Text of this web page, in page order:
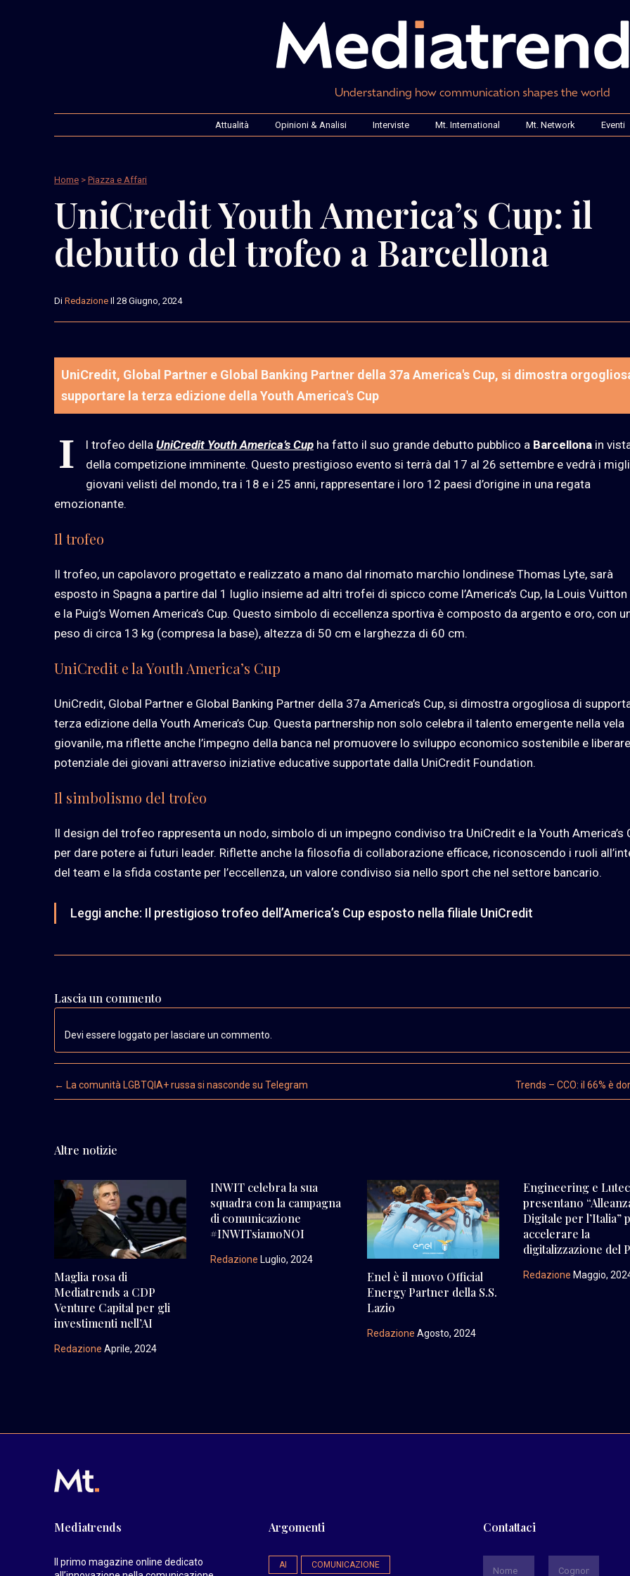
Understanding how communication shapes the world
Attualità Opinioni & Analisi Interviste Mt. International Mt. Network Eventi
Home > Piazza e Affari
UniCredit Youth America’s Cup: il
debutto del trofeo a Barcellona
Di Redazione Il 28 Giugno, 2024
UniCredit, Global Partner e Global Banking Partner della 37a America's Cup, si dimostra
supportare la terza edizione della Youth America's Cup
I l trofeo della UniCredit Youth America’s Cup ha fatto il suo grande debutto pubblico a Barcellona in
della competizione imminente. Questo prestigioso evento si terrà dal 17 al 26 settembre e vedrà i
giovani velisti del mondo, tra i 18 e i 25 anni, rappresentare i loro 12 paesi d’origine in una regata
emozionante.
Il trofeo
Il trofeo, un capolavoro progettato e realizzato a mano dal rinomato marchio londinese Thomas Lyte, sarà
esposto in Spagna a partire dal 1 luglio insieme ad altri trofei di spicco come l’America’s Cup, la Louis Vuitton
e la Puig’s Women America’s Cup. Questo simbolo di eccellenza sportiva è composto da argento e oro, con
peso di circa 13 kg (compresa la base), altezza di 50 cm e larghezza di 60 cm.
UniCredit e la Youth America’s Cup
UniCredit, Global Partner e Global Banking Partner della 37a America’s Cup, si dimostra orgogliosa di
terza edizione della Youth America’s Cup. Questa partnership non solo celebra il talento emergente nella vela
giovanile, ma riflette anche l’impegno della banca nel promuovere lo sviluppo economico sostenibile e
potenziale dei giovani attraverso iniziative educative supportate dalla UniCredit Foundation.
Il simbolismo del trofeo
Il design del trofeo rappresenta un nodo, simbolo di un impegno condiviso tra UniCredit e la Youth America’s
per dare potere ai futuri leader. Riflette anche la filosofia di collaborazione efficace, riconoscendo i ruoli
del team e la sfida costante per l’eccellenza, un valore condiviso sia nello sport che nel settore bancario.
Leggi anche: Il prestigioso trofeo dell’America’s Cup esposto nella filiale UniCredit
Lascia un commento
Devi essere loggato per lasciare un commento.
Post navigation
← La comunità LGBTQIA+ russa si nasconde su Telegram Trends – CCO: il 66% è
Altre notizie
Maglia rosa di
Mediatrends a CDP
Venture Capital per gli
investimenti nell’AI
Redazione Aprile, 2024
INWIT celebra la sua
squadra con la campagna
di comunicazione
#INWITsiamoNOI
Redazione Luglio, 2024
Enel è il nuovo Official
Energy Partner della S.S.
Lazio
Redazione Agosto, 2024
Engineering e
presentano
Digitale per l’Italia”
accelerare la
digitalizzazione del
Redazione Maggio,
Mediatrends
Il primo magazine online dedicato
Argomenti
AI COMUNICAZIONE
Contattaci